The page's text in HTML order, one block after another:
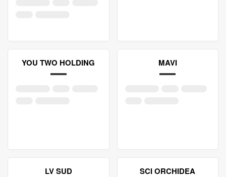
YOU TWO HOLDING MAVI
LV SUD SCI ORCHIDEA